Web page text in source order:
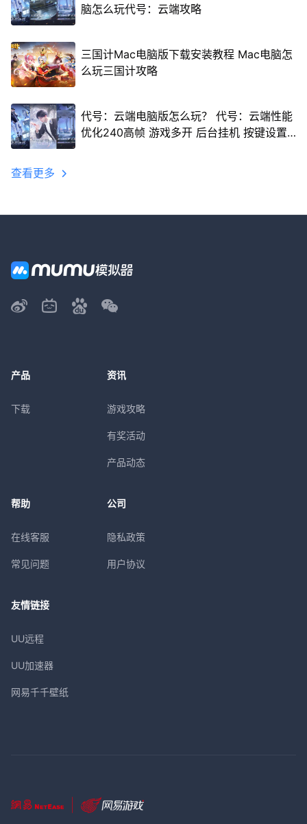
脑怎么玩代号：云端攻略
三国计Mac电脑版下载安装教程 Mac电脑怎
么玩三国计攻略
代号：云端电脑版怎么玩？ 代号：云端性能
优化240高帧 游戏多开 后台挂机 按键设置
查看更多
产品
下载
资讯
游戏攻略
有奖活动
产品动态
帮助
在线客服
常见问题
公司
隐私政策
用户协议
友情链接
UU远程
UU加速器
网易千千壁纸